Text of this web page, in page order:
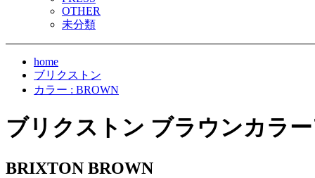
OTHER
未分類
home
ブリクストン
カラー : BROWN
ブリクストン ブラウンカラ
BRIXTON BROWN